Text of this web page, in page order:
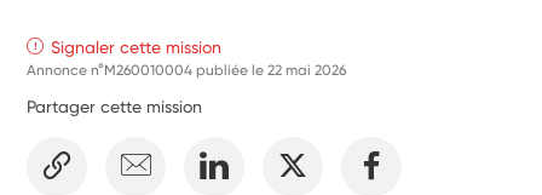
Signaler cette mission
Annonce n°M260010004 publiée le22 mai 2026
Partager cette mission